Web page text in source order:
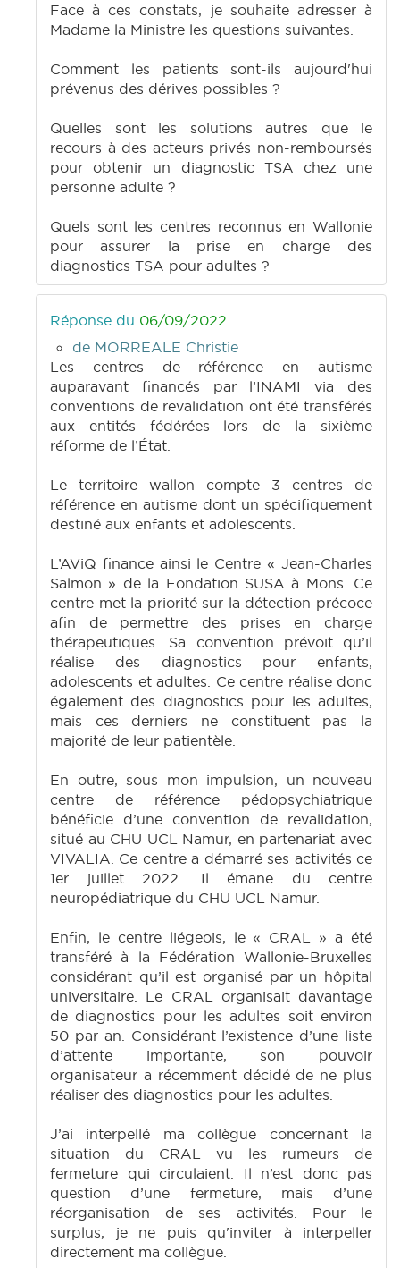
Face à ces constats, je souhaite adresser à
Madame la Ministre les questions suivantes.
Comment les patients sont-ils aujourd'hui
prévenus des dérives possibles ?
Quelles sont les solutions autres que le
recours à des acteurs privés non-remboursés
pour obtenir un diagnostic TSA chez une
personne adulte ?
Quels sont les centres reconnus en Wallonie
pour assurer la prise en charge des
diagnostics TSA pour adultes ?
Réponse du 06/09/2022
de MORREALE Christie
Les centres de référence en autisme
auparavant financés par l’INAMI via des
conventions de revalidation ont été transférés
aux entités fédérées lors de la sixième
réforme de l’État.
Le territoire wallon compte 3 centres de
référence en autisme dont un spécifiquement
destiné aux enfants et adolescents.
L’AViQ finance ainsi le Centre « Jean-Charles
Salmon » de la Fondation SUSA à Mons. Ce
centre met la priorité sur la détection précoce
afin de permettre des prises en charge
thérapeutiques. Sa convention prévoit qu’il
réalise des diagnostics pour enfants,
adolescents et adultes. Ce centre réalise donc
également des diagnostics pour les adultes,
mais ces derniers ne constituent pas la
majorité de leur patientèle.
En outre, sous mon impulsion, un nouveau
centre de référence pédopsychiatrique
bénéficie d’une convention de revalidation,
situé au CHU UCL Namur, en partenariat avec
VIVALIA. Ce centre a démarré ses activités ce
1er juillet 2022. Il émane du centre
neuropédiatrique du CHU UCL Namur.
Enfin, le centre liégeois, le « CRAL » a été
transféré à la Fédération Wallonie-Bruxelles
considérant qu’il est organisé par un hôpital
universitaire. Le CRAL organisait davantage
de diagnostics pour les adultes soit environ
50 par an. Considérant l’existence d’une liste
d’attente importante, son pouvoir
organisateur a récemment décidé de ne plus
réaliser des diagnostics pour les adultes.
J’ai interpellé ma collègue concernant la
situation du CRAL vu les rumeurs de
fermeture qui circulaient. Il n’est donc pas
question d’une fermeture, mais d’une
réorganisation de ses activités. Pour le
surplus, je ne puis qu'inviter à interpeller
directement ma collègue.